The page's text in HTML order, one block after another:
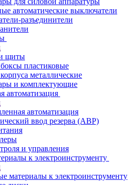
автоматические выключатели
разъединители
щиты
пластиковые
металлические
и комплектующие
автоматизация
автоматизация
ввод резерва (АВР)
и управления
к электроинструменту
материалы к электроинструменту